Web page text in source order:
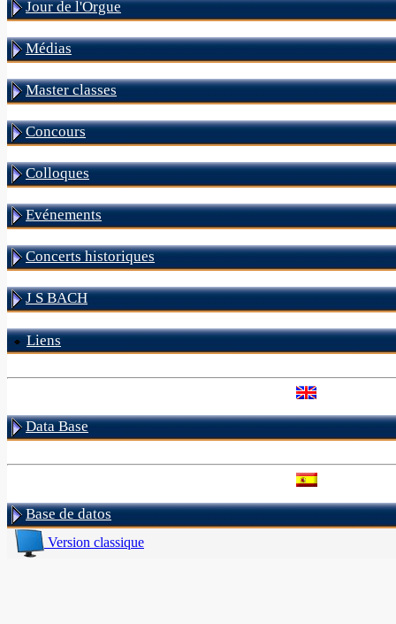
Jour de l'Orgue
Médias
Master classes
Concours
Colloques
Evénements
Concerts historiques
J S BACH
Liens
Data Base
Base de datos
Version classique